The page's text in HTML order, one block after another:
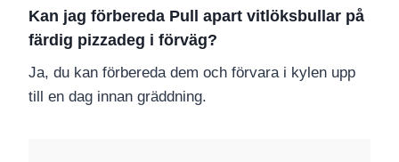
Kan jag förbereda Pull apart vitlöksbullar på
färdig pizzadeg i förväg?
Ja, du kan förbereda dem och förvara i kylen upp
till en dag innan gräddning.